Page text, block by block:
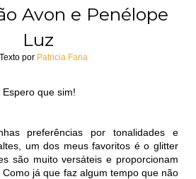
Avon e Penélope
Luz
Texto por Patricia Faria
que sim!
preferências por tonalidades e
um dos meus favoritos é o glitter
são muito versáteis e proporcionam
já que faz algum tempo que não